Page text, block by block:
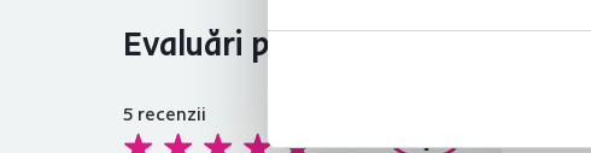
Evaluări produs
5 recenzii